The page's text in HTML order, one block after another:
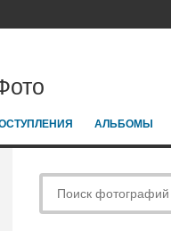
АЛЬБОМЫ